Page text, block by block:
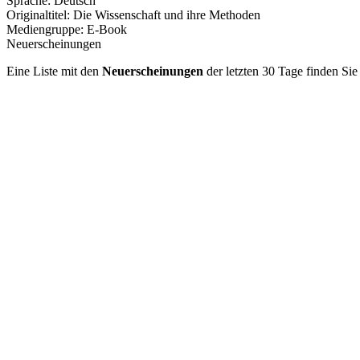
Originaltitel: Die Wissenschaft und ihre Methoden
Mediengruppe: E-Book
Neuerscheinungen
Eine Liste mit den Neuerscheinungen der letzten 30 Tage finden Sie